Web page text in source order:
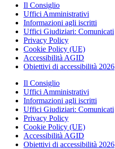
Il Consiglio
Uffici Amministrativi
Informazioni agli iscritti
Uffici Giudiziari: Comunicati
Privacy Policy
Cookie Policy (UE)
Accessibilità AGID
Obiettivi di accessibilità 2026
Il Consiglio
Uffici Amministrativi
Informazioni agli iscritti
Uffici Giudiziari: Comunicati
Privacy Policy
Cookie Policy (UE)
Accessibilità AGID
Obiettivi di accessibilità 2026